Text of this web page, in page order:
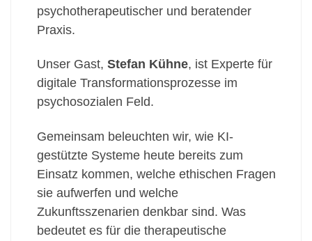
psychotherapeutischer und beratender
Praxis.
Unser Gast, Stefan Kühne, ist Experte für
digitale Transformationsprozesse im
psychosozialen Feld.
Gemeinsam beleuchten wir, wie KI-
gestützte Systeme heute bereits zum
Einsatz kommen, welche ethischen Fragen
sie aufwerfen und welche
Zukunftsszenarien denkbar sind. Was
bedeutet es für die therapeutische